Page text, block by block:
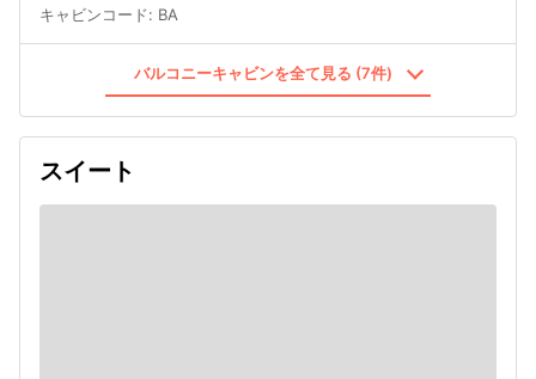
キャビンコード: BA
バルコニーキャビンを全て見る (7件)
スイート